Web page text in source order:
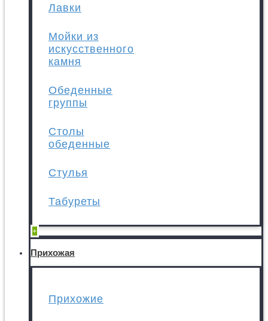
Лавки
Мойки из
искусственного
камня
Обеденные
группы
Столы
обеденные
Стулья
Табуреты
+
Прихожая
Прихожие